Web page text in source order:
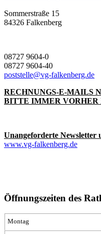
Sommerstraße 15
84326 Falkenberg
08727 9604-0
08727 9604-40
poststelle@vg-falkenberg.de
RECHNUNGS-E-MAILS
BITTE IMMER VORHER
Unangeforderte Newsletter
www.vg-falkenberg.de
Öffnungszeiten des
Montag